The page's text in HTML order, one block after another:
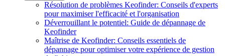
Résolution de problèmes Keofinder: Conseils d'experts
pour maximiser l'efficacité et l'organisation
Déverrouillant le potentiel: Guide de dépannage de
Keofinder
Maîtrise de Keofinder: Conseils essentiels de
dépannage pour optimiser votre expérience de gestion